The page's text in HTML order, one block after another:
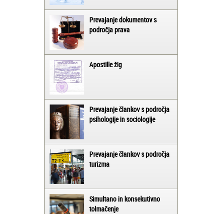
Prevajanje dokumentov s
področja prava
Apostille žig
Prevajanje člankov s področja
psihologije in sociologije
Prevajanje člankov s področja
turizma
Simultano in konsekutivno
tolmačenje